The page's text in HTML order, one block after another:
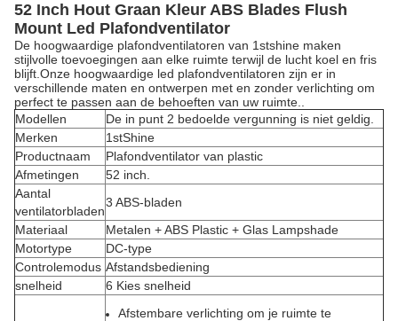
52 Inch Hout Graan Kleur ABS Blades Flush
Mount Led Plafondventilator
De hoogwaardige plafondventilatoren van 1stshine maken
stijlvolle toevoegingen aan elke ruimte terwijl de lucht koel en fris
blijft.Onze hoogwaardige led plafondventilatoren zijn er in
verschillende maten en ontwerpen met en zonder verlichting om
perfect te passen aan de behoeften van uw ruimte..
Modellen
De in punt 2 bedoelde vergunning is niet geldig.
Merken
1stShine
Productnaam
Plafondventilator van plastic
Afmetingen
52 inch.
Aantal
ventilatorbladen
3 ABS-bladen
Materiaal
Metalen + ABS Plastic + Glas Lampshade
Motortype
DC-type
Controlemodus Afstandsbediening
snelheid
6 Kies snelheid
Afstembare verlichting om je ruimte te